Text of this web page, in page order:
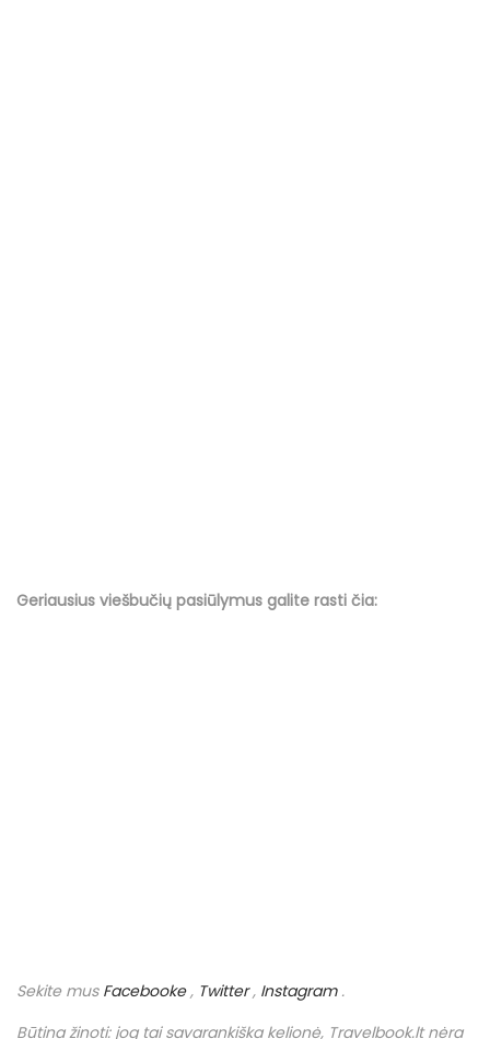
Geriausius viešbučių pasiūlymus galite rasti čia:
Sekite mus Facebooke, Twitter, Instagram.
Būtina žinoti: jog tai savarankiška kelionė, Travelbook.ltnėra